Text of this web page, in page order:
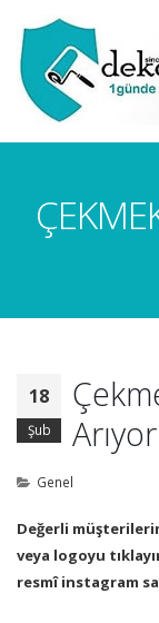
18
Şub
Genel
Değerli
veya logoyu
resmî instagram